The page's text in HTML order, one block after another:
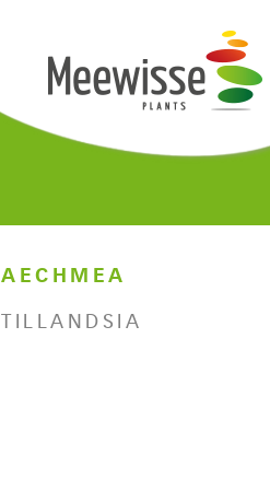
AECHMEA
TILLANDSIA